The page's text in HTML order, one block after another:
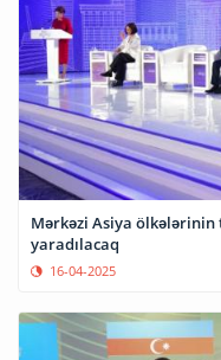
Mərkəzi Asiya ölkələrinin
yaradılacaq
16-04-2025